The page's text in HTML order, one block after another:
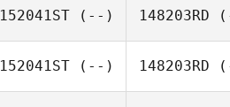
152041ST(--) 148203RD
152041ST(--) 148203RD